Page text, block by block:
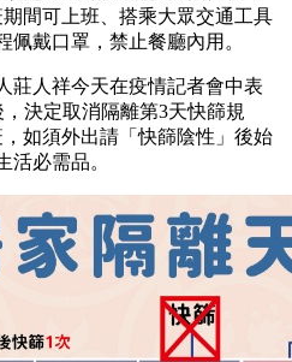
間可上班、搭乘大眾交通工具
佩戴口罩，禁止餐廳內用。
莊人祥今天在疫情記者會中表
決定取消隔離第3天快篩規
如須外出請「快篩陰性」後始
活必需品。